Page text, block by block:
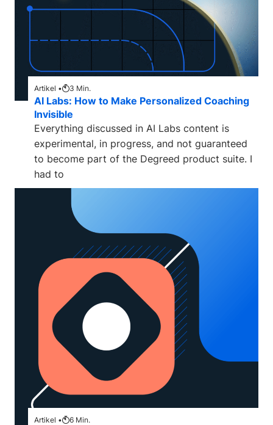
Artikel • 3 Min.
AI Labs: How to Make Personalized Coaching
Invisible
Everything discussed in AI Labs content is
experimental, in progress, and not guaranteed
to become part of the Degreed product suite. I
had to
Artikel • 6 Min.